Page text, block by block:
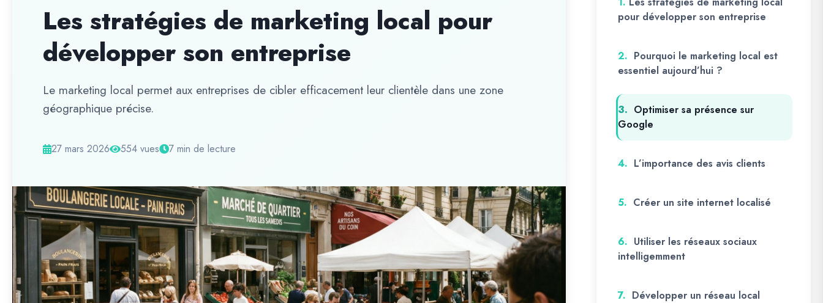
Les stratégies de marketing local pour
développer son entreprise
Le marketing local permet aux entreprises de cibler efficacement leur clientèle dans une zone
géographique précise.
27 mars 2026 554 vues 7 min de lecture
pour développer son entreprise
2. Pourquoi le marketing local est
essentiel aujourd’hui ?
3. Optimiser sa présence sur
Google
4. L’importance des avis clients
5. Créer un site internet localisé
6. Utiliser les réseaux sociaux
intelligemment
7. Développer un réseau local